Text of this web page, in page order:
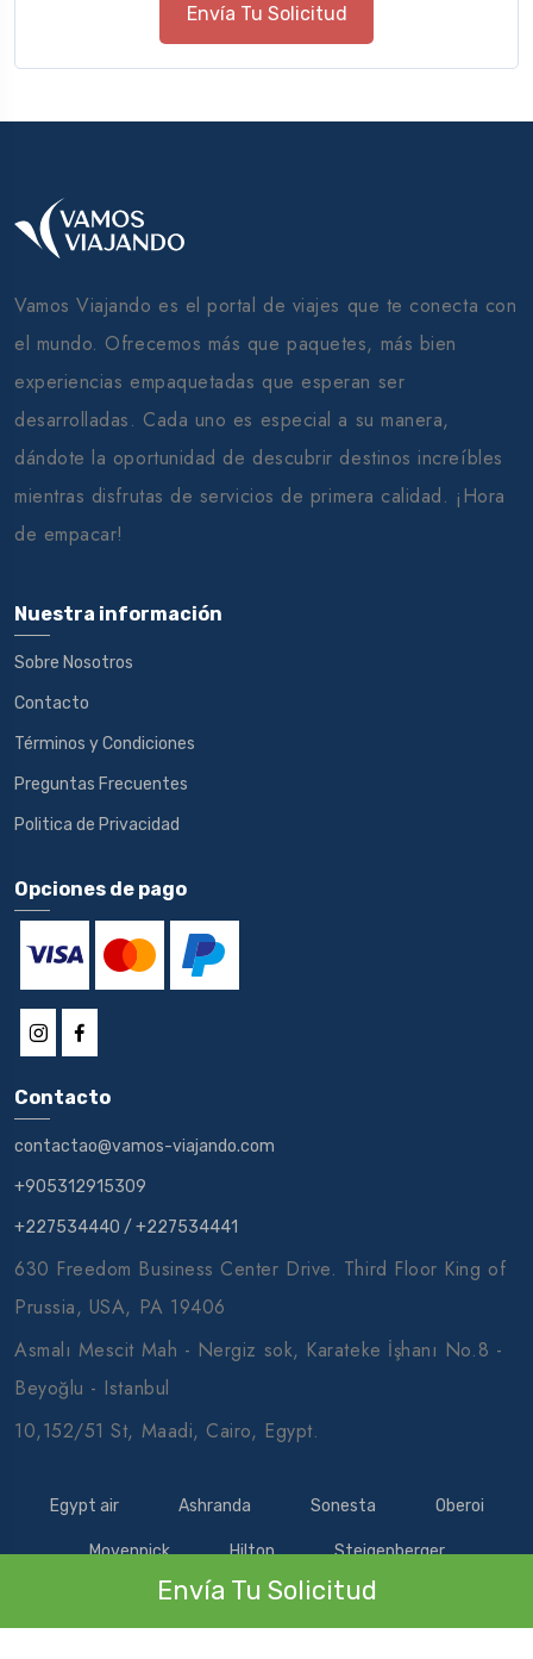
Envía Tu Solicitud
Envía Tu Solicitud
Vamos Viajando es el portal de viajes que te conecta con
el mundo. Ofrecemos más que paquetes, más bien
experiencias empaquetadas que esperan ser
desarrolladas. Cada uno es especial a su manera,
dándote la oportunidad de descubrir destinos increíbles
mientras disfrutas de servicios de primera calidad. ¡Hora
de empacar!
Nuestra información
Sobre Nosotros
Contacto
Términos y Condiciones
Preguntas Frecuentes
Politica de Privacidad
Opciones de pago
Contacto
contactao@vamos-viajando.com
+905312915309
+227534440 / +227534441
630 Freedom Business Center Drive. Third Floor King of
Prussia, USA, PA 19406
Asmalı Mescit Mah - Nergiz sok, Karateke İşhanı No.8 -
Beyoğlu - Istanbul
10,152/51 St, Maadi, Cairo, Egypt.
Egypt air Ashranda Sonesta Oberoi
Movenpick Hilton Steigenberger